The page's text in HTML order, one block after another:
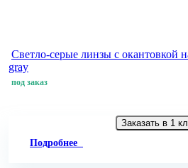
Светло-серые линзы с окантовкой
gray
под заказ
Заказать в 1
Подробнее